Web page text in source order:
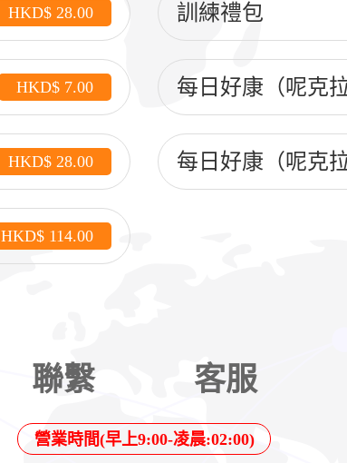
HKD$ 28.00 訓練禮包
HKD$ 7.00 每日好康（呢克
HKD$ 28.00 每日好康（呢克
HKD$ 114.00
聯繫 客服
營業時間(早上9:00-凌晨:02:00)